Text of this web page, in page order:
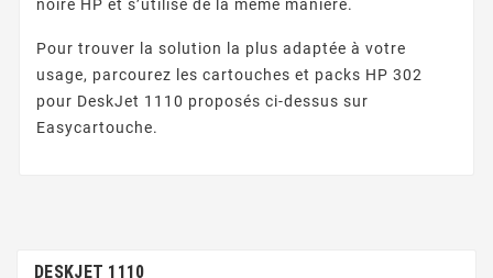
noire HP et s’utilise de la même manière.
Pour trouver la solution la plus adaptée à votre
usage, parcourez les cartouches et packs HP 302
pour DeskJet 1110 proposés ci-dessus sur
Easycartouche.
DESKJET 1110